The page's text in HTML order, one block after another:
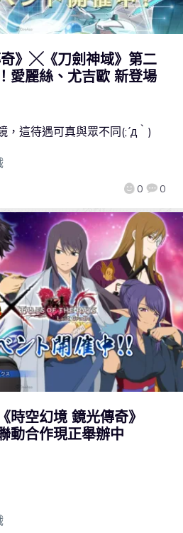
奇》╳《刀劍神域》第二
愛麗絲、尤吉歐 新登場
0 0
，這待遇可真與眾不同(;´д｀)
時空幻境 鏡光傳奇》
動合作現正舉辦中